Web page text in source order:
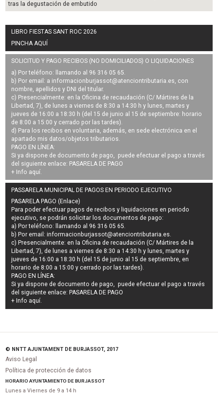
tras la degustación de embutido
LIBRO FIESTAS SANT ROC 2026
PINCHA AQUÍ
SOLICITUD Y PAGO RECIBOS (NO DOMICILIADOS) O LIQUIDACIONES
a) Por teléfono: llamando al 96 316 05 65.
b) Por email: a informacionburjassot@atenciontributaria.es, con
nombre, apellidos y DNI del titular.
c) Presencialmente: en la Oficina de recaudación (C/ Mártires de la
Libertad, 7), de lunes a viernes de 8:30 a 14:30 h y lunes, martes y
jueves de 16:00 a 18:30 h (del 15 de junio al 15 de septiembre: horario
de 8:00 a 15:00 y cerrado por las tardes).
d) Para los recibos en voluntaria, además, en sede electrónica en el
apartado mis datos/objetos tributarios.
PAGO EN LÍNEA:
Si ya dispone de documento de pago, puede efectuar el pago a través
del siguiente enlace: PASARELA DE PAGO
+ Info aquí.
PASSARELA MUNICIPAL DE PAGOS EN PERIODO EJECUTIVO
PASARELA PAGO (Enlace)
Para poder efectuar pagos derecibos y liquidaciones en periodo
ejecutivo, se podrán solicitar los documentos de pago:
a) Por teléfono: llamando al 96 316 05 65.
b) Por email:informacionburjassot@atenciontributaria.es.
c) Presencialmente: en la Oficina de recaudación (C/ Mártires de la
Libertad, 7), de lunes a viernes de 8:30 a 14:30 h y lunes, martes y
jueves de 16:00 a 18:30 h (del 15 de junio al 15 de septiembre, en
horario de 8:00 a 15:00 y cerrado por las tardes).
PAGO EN LÍNEA:
Si ya dispone de documento de pago, puede efectuar el pago a través
del siguiente enlace: PASARELA DE PAGO
+ Info aquí.
© NNTT AJUNTAMENT DE BURJASSOT, 2017
Aviso Legal
Política de protección de datos
HORARIO AYUNTAMIENTO DE BURJASSOT
Lunes a Viernes de 9 a 14 h